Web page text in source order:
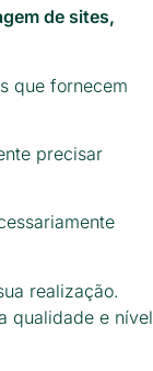
de sites,
que fornecem
precisar
realização.
qualidade e nível